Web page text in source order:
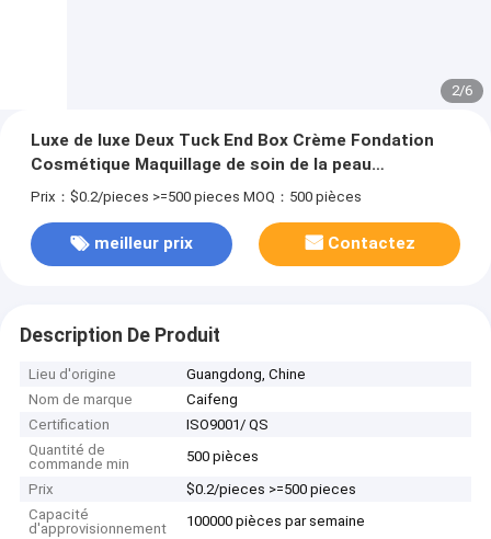
3/6
Luxe de luxe Deux Tuck End Box Crème Fondation
Cosmétique Maquillage de soin de la peau
Maquillage de soin de la peau Boîte d'emballage
Prix：$0.2/pieces >=500 pieces MOQ：500 pièces
meilleur prix Contactez
Description De Produit
Lieu d'origine
Guangdong, Chine
Nom de marque
Caifeng
Certification
ISO9001/ QS
Quantité de
commande min
500 pièces
Prix
$0.2/pieces >=500 pieces
Capacité
d'approvisionnement
100000 pièces par semaine